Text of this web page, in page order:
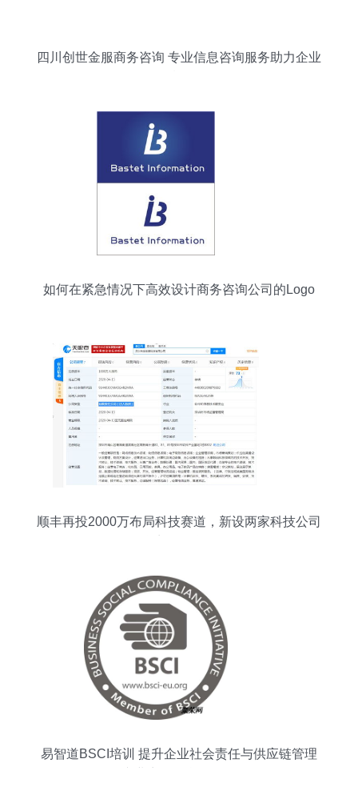
四川创世金服商务咨询 专业信息咨询服务助力企业
如何在紧急情况下高效设计商务咨询公司的Logo
顺丰再投2000万布局科技赛道，新设两家科技公司
易智道BSCI培训 提升企业社会责任与供应链管理